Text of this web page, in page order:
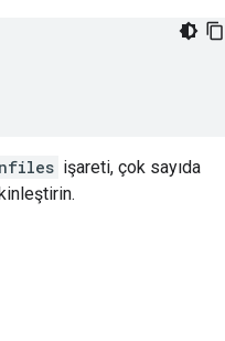
işareti, çok sayıda